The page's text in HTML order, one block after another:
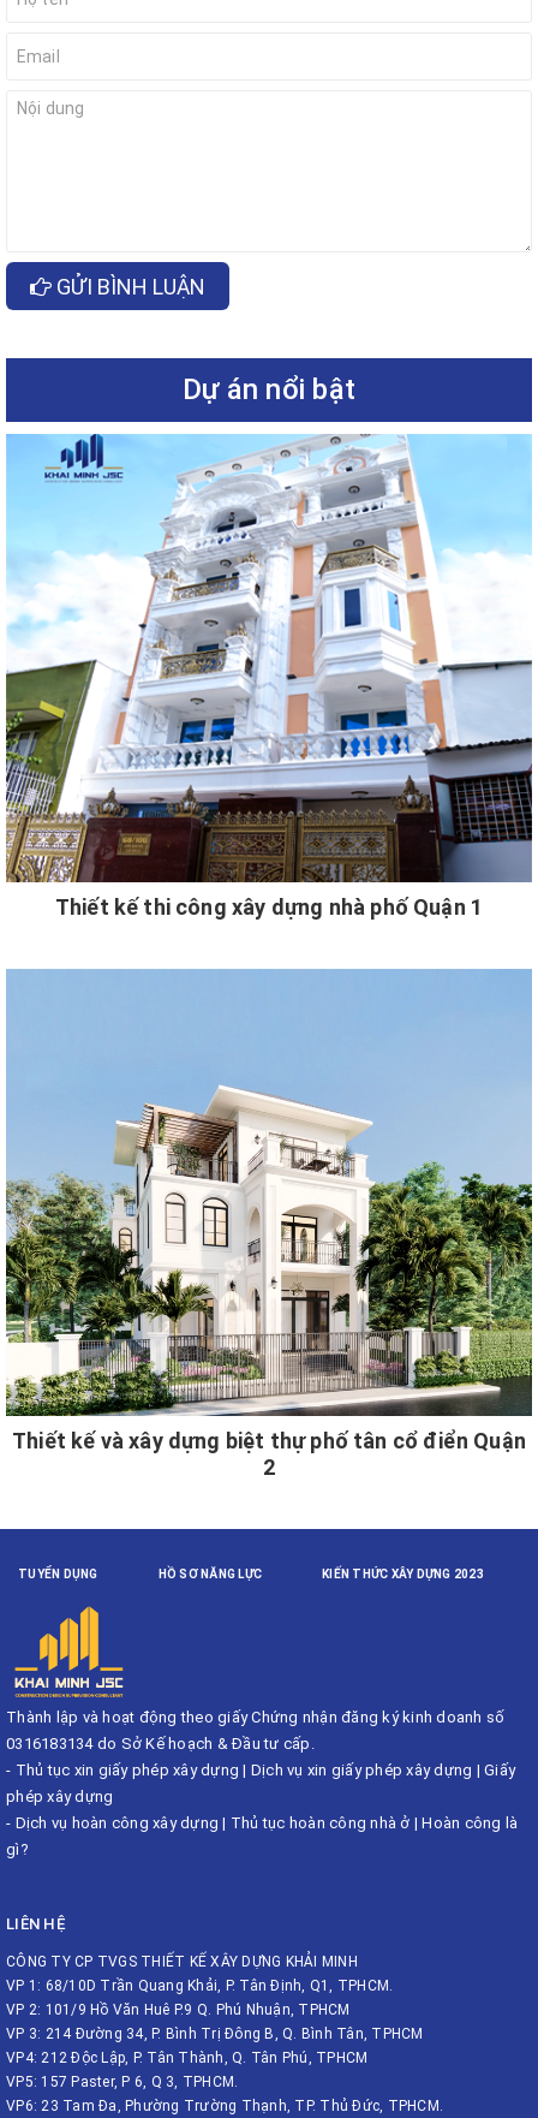
GỬI BÌNH LUẬN
Dự án nổi bật
Thiết kế thi công xây dựng nhà phố Quận 1
Thiết kế và xây dựng biệt thự phố tân cổ điển Quận
2
TUYỂN DỤNG HỒ SƠ NĂNG LỰC KIẾN THỨC XÂY DỰNG 2023
Thành lập và hoạt động theo giấy Chứng nhận đăng ký kinh doanh số
0316183134 do Sở Kế hoạch & Đầu tư cấp.
- Thủ tục xin giấy phép xây dựng | Dịch vụ xin giấy phép xây dựng | Giấy
phép xây dựng
- Dịch vụ hoàn công xây dựng | Thủ tục hoàn công nhà ở |Hoàn công là
gì?
LIÊN HỆ
CÔNG TY CP TVGS THIẾT KẾ XÂY DỰNG KHẢI MINH
VP 1: 68/10D Trần Quang Khải, P. Tân Định, Q1, TPHCM.
VP 2: 101/9 Hồ Văn Huê P.9 Q. Phú Nhuận, TPHCM
VP 3: 214 Đường 34, P. Bình Trị Đông B, Q. Bình Tân, TPHCM
VP4: 212 Độc Lập, P. Tân Thành, Q. Tân Phú, TPHCM
VP5: 157 Paster, P 6, Q 3, TPHCM.
VP6: 23 Tam Đa, Phường Trường Thạnh, TP. Thủ Đức, TPHCM.